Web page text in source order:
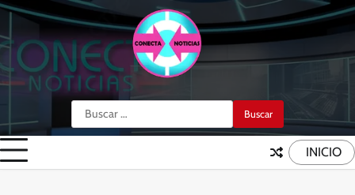
Skip
content
Buscar:
INICIO